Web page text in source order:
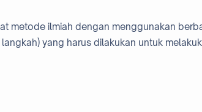
metode ilmiah dengan menggunakan
yang harus dilakukan untuk